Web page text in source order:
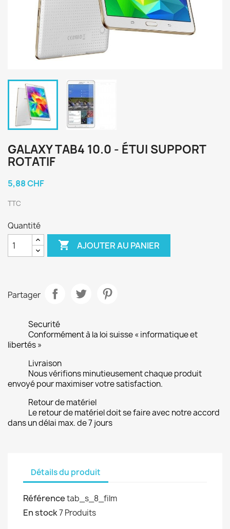
GALAXY TAB4 10.0 - ÉTUI SUPPORT
ROTATIF
5,88 CHF
TTC
Quantité
 AJOUTER AU PANIER
Partager
Securité
Conformément à la loi suisse « informatique et
libertés »
Livraison
Nous vérifions minutieusement chaque produit
envoyé pour maximiser votre satisfaction.
Retour de matériel
Le retour de matériel doit se faire avec notre accord
dans un délai max. de 7 jours
Détails du produit
Référencetab_s_8_film
En stock7 Produits